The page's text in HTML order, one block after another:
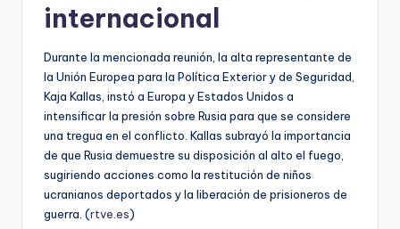
internacional
Durante la mencionada reunión, la alta representante de
la Unión Europea para la Política Exterior y de Seguridad,
Kaja Kallas, instó a Europa y Estados Unidos a
intensificar la presión sobre Rusia para que se considere
una tregua en el conflicto. Kallas subrayó la importancia
de que Rusia demuestre su disposición al alto el fuego,
sugiriendo acciones como la restitución de niños
ucranianos deportados y la liberación de prisioneros de
guerra. (rtve.es)